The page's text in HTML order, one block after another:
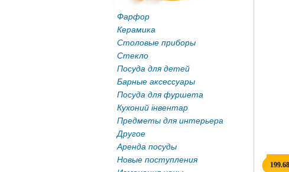
Фарфор
Керамика
Столовые приборы
Стекло
Посуда для детей
Барные аксессуары
Посуда для фуршета
Кухоний інвентар
Предметы для интерьера
Другое
Аренда посуды
Новые поступления